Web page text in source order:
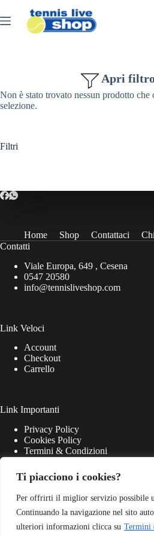
Ti piacciono i cookies?
Per offrirti il miglior servizio possibile
Continuando la navigazione nel sito
ulteriori informazioni clicca su Termini
al
contenuto
Apri
Non è stato trovato nessun prodotto che
selezione.
Filtri
Home Shop Contattaci
Contatti
Viale Europa, 649 , Cesena
0547 20580
info@tennisliveshop.com
Link Veloci
Account
Checkout
Carrello
Link Importanti
Privacy Policy
Cookies Policy
Termini & Condizioni